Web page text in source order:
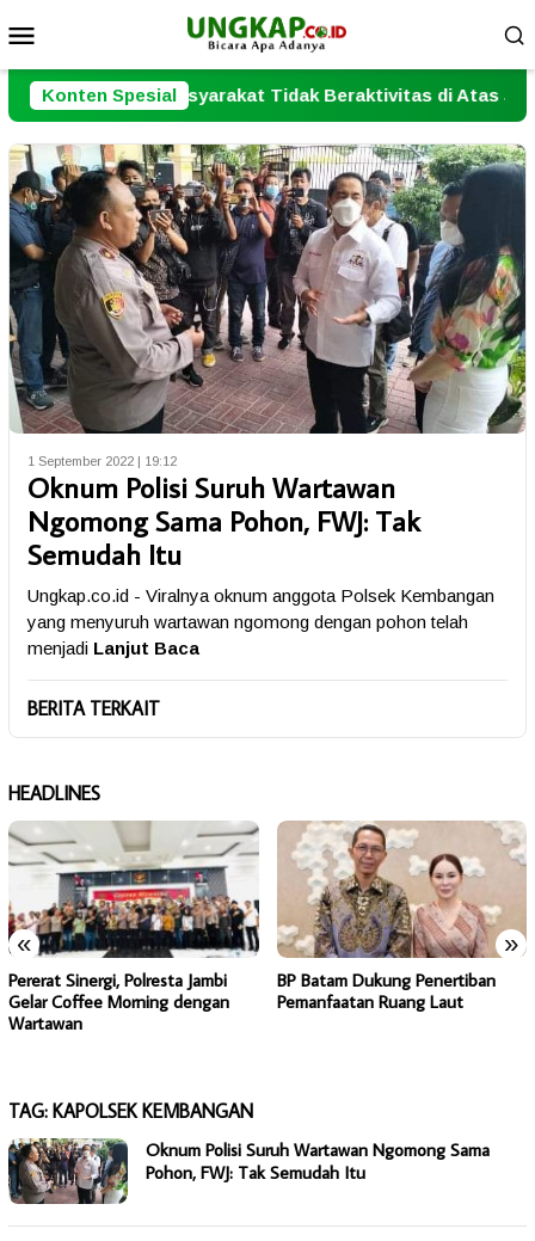
ke
kontenMobile
Konten Spesial
Tidak Beraktivitas di Atas Jalur Pipa Migas
1 September 2022 | 19:12
Oknum Polisi Suruh Wartawan
Ngomong Sama Pohon, FWJ: Tak
Semudah Itu
Ungkap.co.id - Viralnya oknum anggota Polsek Kembangan
yang menyuruh wartawan ngomong dengan pohon telah
menjadi Lanjut Baca
BERITA TERKAIT
HEADLINES
« »
Pererat Sinergi, Polresta Jambi
Gelar Coffee Morning dengan
Wartawan
BP Batam Dukung Penertiban
Pemanfaatan Ruang Laut
TAG: KAPOLSEK KEMBANGAN
Oknum Polisi Suruh Wartawan Ngomong Sama
Pohon, FWJ: Tak Semudah Itu